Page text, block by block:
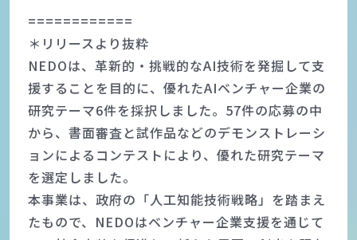
============
＊リリースより抜粋
NEDOは、革新的・挑戦的なAI技術を発掘して支
援することを目的に、優れたAIベンチャー企業の
研究テーマ6件を採択しました。57件の応募の中
から、書面審査と試作品などのデモンストレーシ
ョンによるコンテストにより、優れた研究テーマ
を選定しました。
本事業は、政府の「人工知能技術戦略」を踏まえ
たもので、NEDOはベンチャー企業支援を通じて